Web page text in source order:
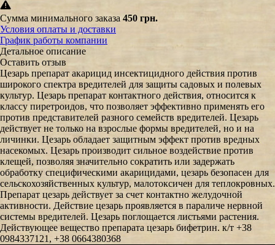
Сумма минимального заказа 450 грн.
Условия оплаты и доставки
График работы компании
Детальное описание
Оставить отзыв
Цезарь препарат акарицид инсектицидного действия против
широкого спектра вредителей для защиты садовых и полевых
культур. Цезарь препарат контактного действия, относится к
классу пиретроидов, что позволяет эффективно применять его
против представителей разного семейств вредителей. Цезарь
действует не только на взрослые формы вредителей, но и на
личинки. Цезарь обладает защитным эффект против вредных
насекомых. Цезарь производит сильное воздействие против
клещей, позволяя значительно сократить или задержать
обработку специфическими акарицидами, цезарь безопасен для
сельскохозяйственных культур, малотоксичен для теплокровных.
Препарат цезарь действует за счет контактно желудочной
активности. Действие цезарь проявляется в параличе нервной
системы вредителей. Цезарь поглощается листьями растения.
Действующее вещество препарата цезарь бифетрин. к/т +38
0984337121, +38 0664380368